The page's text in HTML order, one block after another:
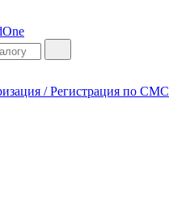
/ Регистрация по СМС